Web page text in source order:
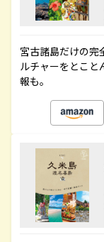
宮古諸島だけの
ルチャーをとこと
報も。